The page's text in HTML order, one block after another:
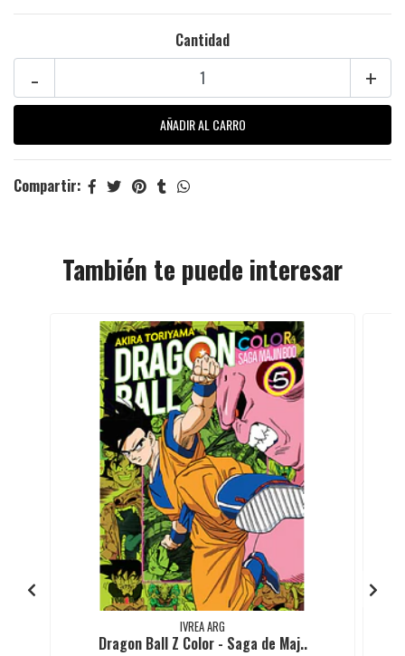
Cantidad
+
-
Compartir:
También te puede interesar
IVREA ARG
Dragon Ball Z Color - Saga de Maj..